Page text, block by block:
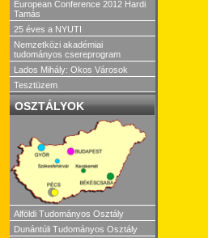
European Conference 2012 Hardi
Tamás
25 éves a NYUTI
Nemzetközi akadémiai
tudományos csereprogram
Lados Mihály: Okos Városok
Tesztüzem
OSZTÁLYOK
Alföldi Tudományos Osztály
Dunántúli Tudományos Osztály